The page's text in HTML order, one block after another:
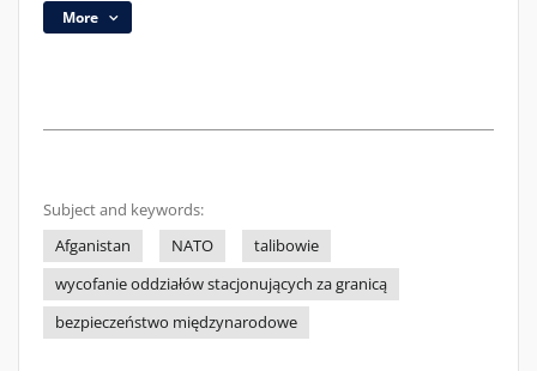
More
Subject and keywords:
Afganistan
NATO
talibowie
wycofanie oddziałów stacjonujących za granicą
bezpieczeństwo międzynarodowe